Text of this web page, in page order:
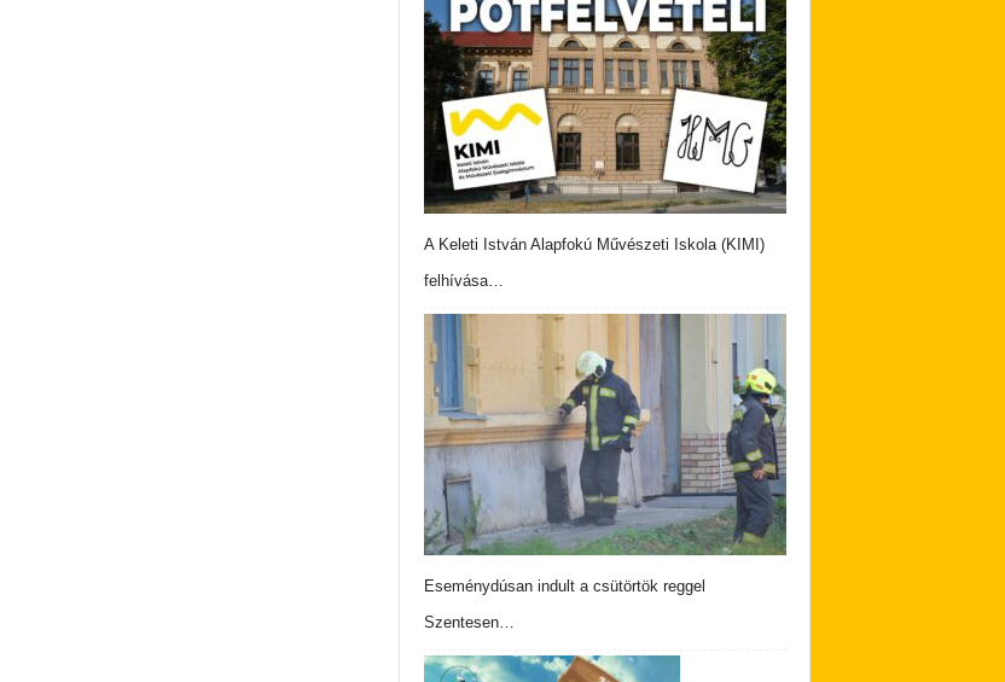
A Keleti István Alapfokú Művészeti Iskola (KIMI)
felhívása…
Eseménydúsan indult a csütörtök reggel
Szentesen…